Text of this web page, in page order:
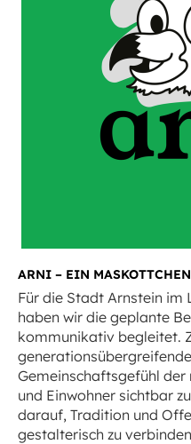
ARNI – EIN
Für die Stadt Arnstein im
haben wir die geplante
kommunikativ begleitet.
Gemeinschaftsgefühl der
und Einwohner sichtbar
darauf, Tradition und
gestalterisch zu